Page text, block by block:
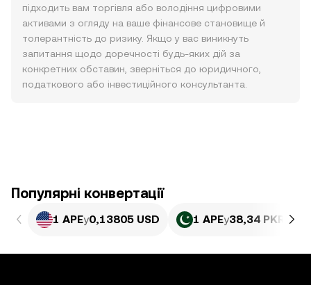
підходить вам торгівля або володіння цифровими
активами з огляду на ваше фінансове становище й
толерантність до ризику. Якщо у вас виникнуть
запитання щодо доречності будь-яких дій за
конкретних обставин, зверніться до юридичного,
податкового або інвестиційного консультанта.
Популярні конвертації
1 APEу0,13805 USD 1 APEу38,34 PKR